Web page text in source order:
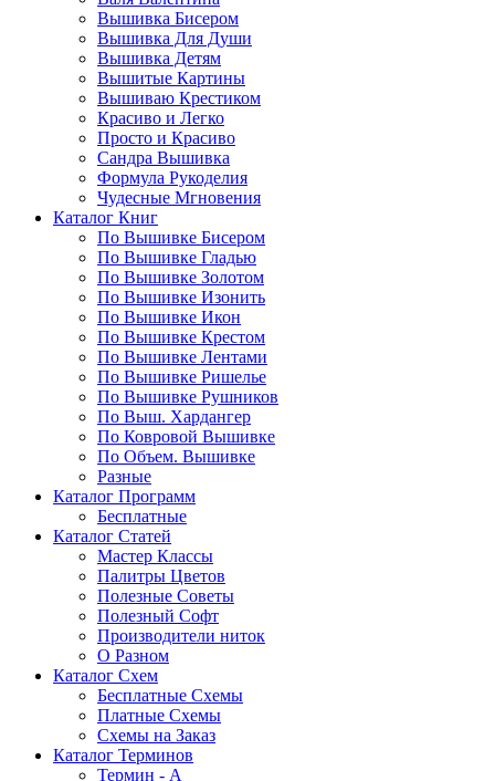
Вышивка Бисером
Вышивка Для Души
Вышивка Детям
Вышитые Картины
Вышиваю Крестиком
Красиво и Легко
Просто и Красиво
Сандра Вышивка
Формула Рукоделия
Чудесные Мгновения
Каталог Книг
По Вышивке Бисером
По Вышивке Гладью
По Вышивке Золотом
По Вышивке Изонить
По Вышивке Икон
По Вышивке Крестом
По Вышивке Лентами
По Вышивке Ришелье
По Вышивке Рушников
По Выш. Хардангер
По Ковровой Вышивке
По Объем. Вышивке
Разные
Каталог Программ
Бесплатные
Каталог Статей
Мастер Классы
Палитры Цветов
Полезные Советы
Полезный Софт
Производители ниток
О Разном
Каталог Схем
Бесплатные Схемы
Платные Схемы
Схемы на Заказ
Каталог Терминов
Термин - А